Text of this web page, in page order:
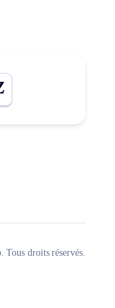
droits réservés.